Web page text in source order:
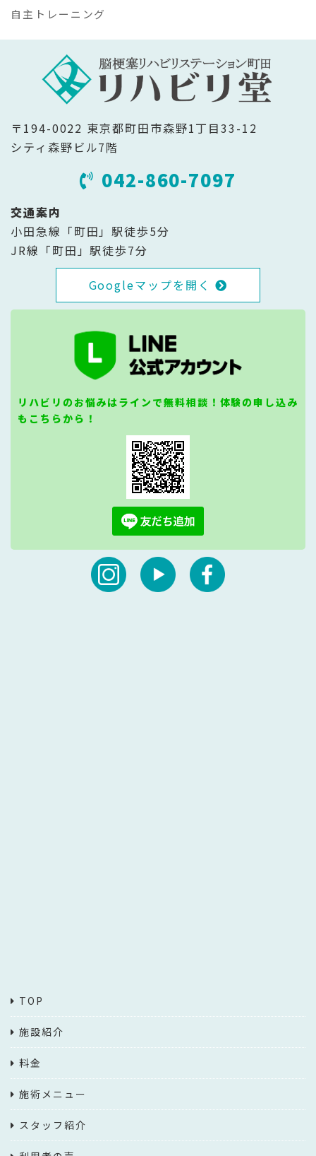
自主トレーニング
〒194-0022 東京都町田市森野1丁目33-12
シティ森野ビル7階
042-860-7097
交通案内
小田急線「町田」駅徒歩5分
JR線「町田」駅徒歩7分
Googleマップを開く
リハビリのお悩みはラインで無料相談！体験の申し込み
もこちらから！
TOP
施設紹介
料金
施術メニュー
スタッフ紹介